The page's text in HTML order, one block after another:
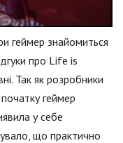
геймер знайомиться
про Life is
Так як розробники
геймер
у себе
що практично